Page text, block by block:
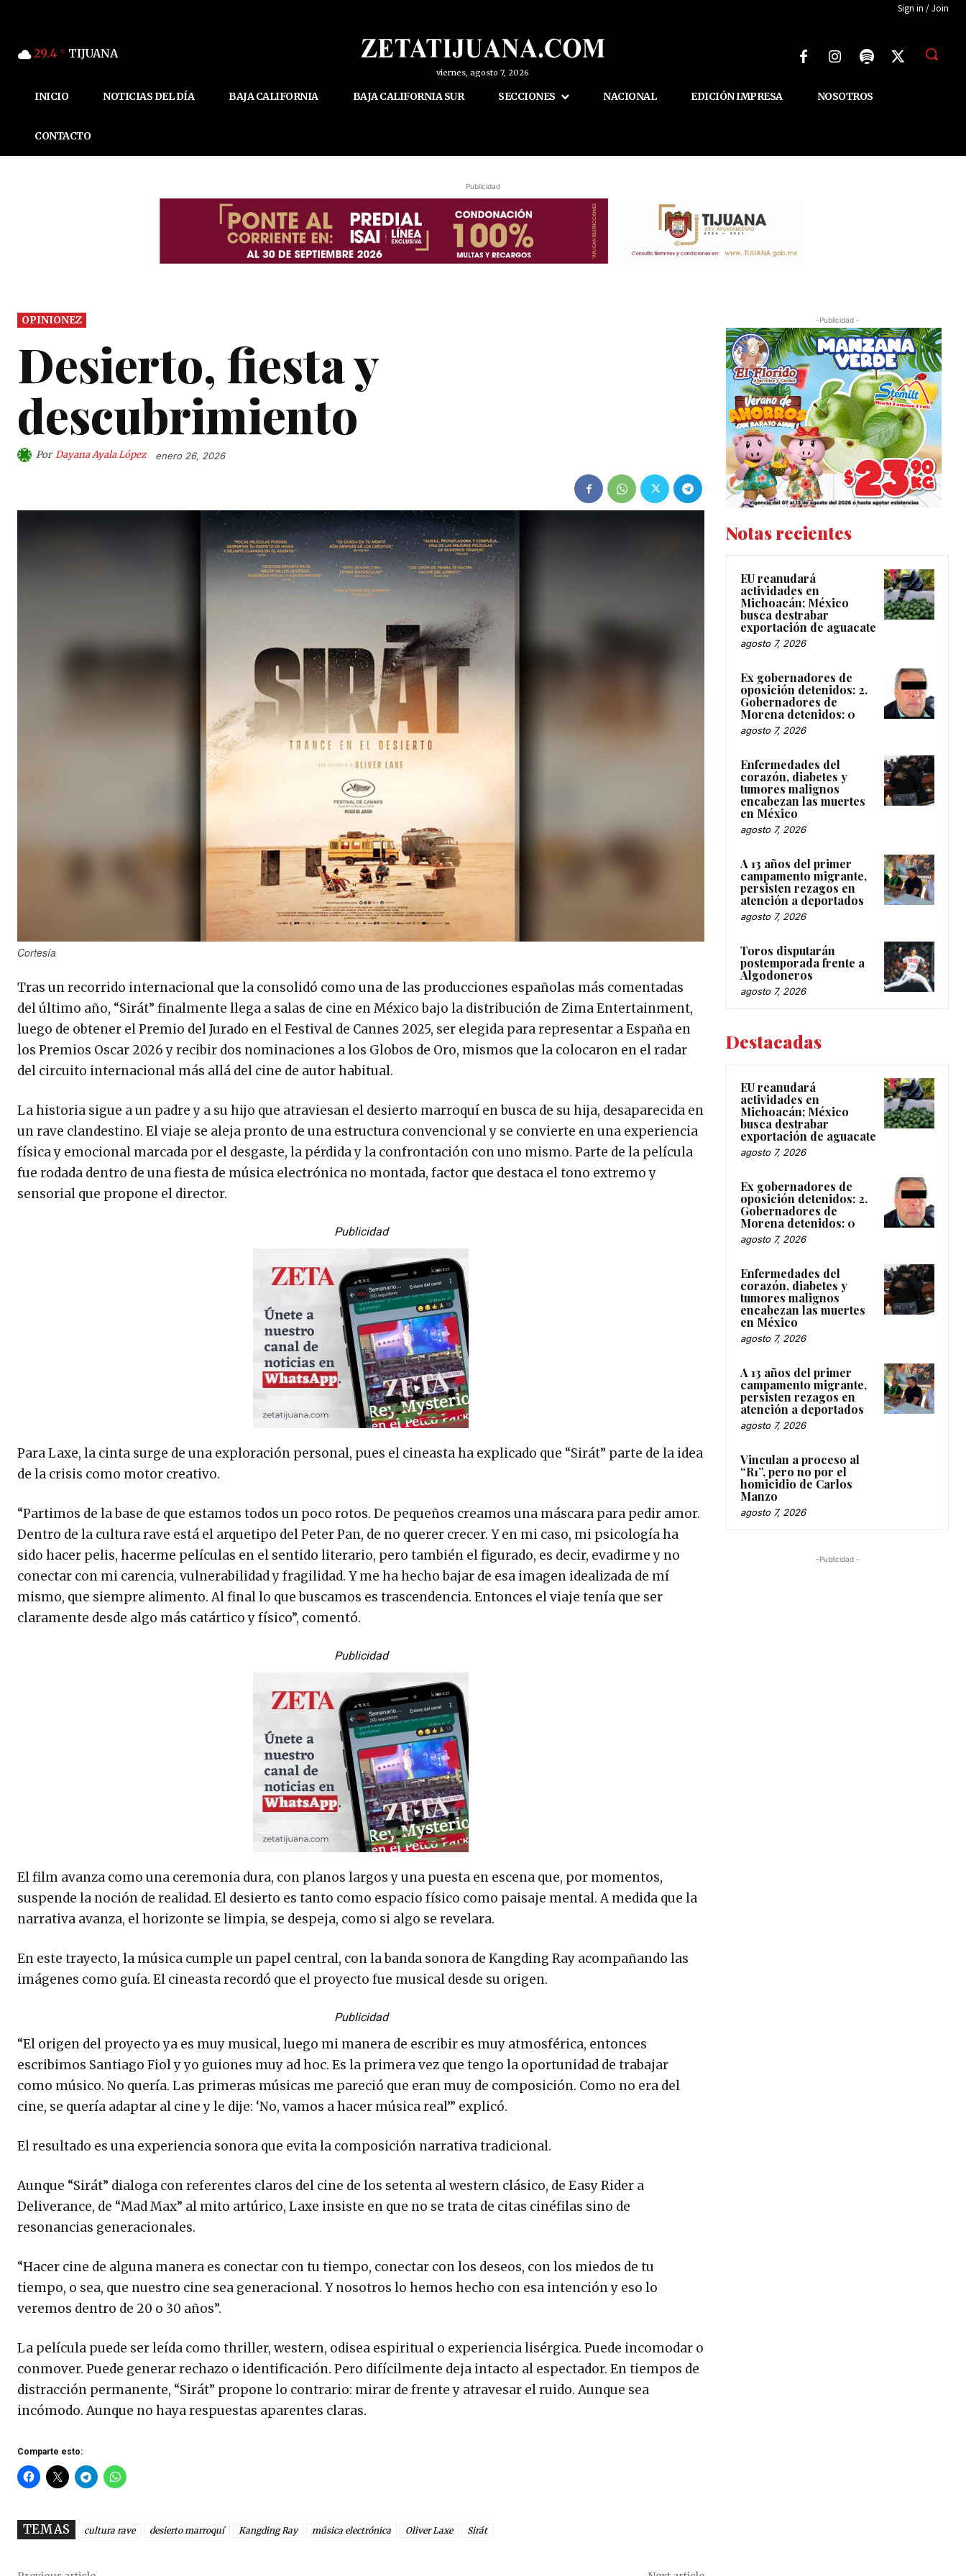
Sign in / Join
29.4 C TIJUANA
viernes, agosto 7, 2026
INICIO NOTICIAS DEL DÍA BAJA CALIFORNIA BAJA CALIFORNIA SUR SECCIONES NACIONAL EDICIÓN IMPRESA NOSOTROS
CONTACTO
Publicidad
OPINIONEZ
Desierto, fiesta y
descubrimiento
Por Dayana Ayala López enero 26, 2026
Cortesía
Tras un recorrido internacional que la consolidó como una de las producciones españolas más comentadas
del último año, “Sirát” finalmente llega a salas de cine en México bajo la distribución de Zima Entertainment,
luego de obtener el Premio del Jurado en el Festival de Cannes 2025, ser elegida para representar a España en
los Premios Oscar 2026 y recibir dos nominaciones a los Globos de Oro, mismos que la colocaron en el radar
del circuito internacional más allá del cine de autor habitual.
La historia sigue a un padre y a su hijo que atraviesan el desierto marroquí en busca de su hija, desaparecida en
un rave clandestino. El viaje se aleja pronto de una estructura convencional y se convierte en una experiencia
física y emocional marcada por el desgaste, la pérdida y la confrontación con uno mismo. Parte de la película
fue rodada dentro de una fiesta de música electrónica no montada, factor que destaca el tono extremo y
sensorial que propone el director.
Publicidad
Para Laxe, la cinta surge de una exploración personal, pues el cineasta ha explicado que “Sirát” parte de la idea
de la crisis como motor creativo.
“Partimos de la base de que estamos todos un poco rotos. De pequeños creamos una máscara para pedir amor.
Dentro de la cultura rave está el arquetipo del Peter Pan, de no querer crecer. Y en mi caso, mi psicología ha
sido hacer pelis, hacerme películas en el sentido literario, pero también el figurado, es decir, evadirme y no
conectar con mi carencia, vulnerabilidad y fragilidad. Y me ha hecho bajar de esa imagen idealizada de mí
mismo, que siempre alimento. Al final lo que buscamos es trascendencia. Entonces el viaje tenía que ser
claramente desde algo más catártico y físico”, comentó.
Publicidad
El film avanza como una ceremonia dura, con planos largos y una puesta en escena que, por momentos,
suspende la noción de realidad. El desierto es tanto como espacio físico como paisaje mental. A medida que la
narrativa avanza, el horizonte se limpia, se despeja, como si algo se revelara.
En este trayecto, la música cumple un papel central, con la banda sonora de Kangding Ray acompañando las
imágenes como guía. El cineasta recordó que el proyecto fue musical desde su origen.
Publicidad
“El origen del proyecto ya es muy musical, luego mi manera de escribir es muy atmosférica, entonces
escribimos Santiago Fiol y yo guiones muy ad hoc. Es la primera vez que tengo la oportunidad de trabajar
como músico. No quería. Las primeras músicas me pareció que eran muy de composición. Como no era del
cine, se quería adaptar al cine y le dije: ‘No, vamos a hacer música real’” explicó.
El resultado es una experiencia sonora que evita la composición narrativa tradicional.
Aunque “Sirát” dialoga con referentes claros del cine de los setenta al western clásico, de Easy Rider a
Deliverance, de “Mad Max” al mito artúrico, Laxe insiste en que no se trata de citas cinéfilas sino de
resonancias generacionales.
“Hacer cine de alguna manera es conectar con tu tiempo, conectar con los deseos, con los miedos de tu
tiempo, o sea, que nuestro cine sea generacional. Y nosotros lo hemos hecho con esa intención y eso lo
veremos dentro de 20 o 30 años”.
La película puede ser leída como thriller, western, odisea espiritual o experiencia lisérgica. Puede incomodar o
conmover. Puede generar rechazo o identificación. Pero difícilmente deja intacto al espectador. En tiempos de
distracción permanente, “Sirát” propone lo contrario: mirar de frente y atravesar el ruido. Aunque sea
incómodo. Aunque no haya respuestas aparentes claras.
Comparte esto:
TEMAS cultura rave desierto marroquí Kangding Ray música electrónica Oliver Laxe Sirát
-Publicidad -
Notas recientes
EU reanudará
actividades en
Michoacán; México
busca destrabar
exportación de aguacate
agosto 7, 2026
Ex gobernadores de
oposición detenidos: 2.
Gobernadores de
Morena detenidos: 0
agosto 7, 2026
Enfermedades del
corazón, diabetes y
tumores malignos
encabezan las muertes
en México
agosto 7, 2026
A 13 años del primer
campamento migrante,
persisten rezagos en
atención a deportados
agosto 7, 2026
Toros disputarán
postemporada frente a
Algodoneros
agosto 7, 2026
Destacadas
EU reanudará
actividades en
Michoacán; México
busca destrabar
exportación de aguacate
agosto 7, 2026
Ex gobernadores de
oposición detenidos: 2.
Gobernadores de
Morena detenidos: 0
agosto 7, 2026
Enfermedades del
corazón, diabetes y
tumores malignos
encabezan las muertes
en México
agosto 7, 2026
A 13 años del primer
campamento migrante,
persisten rezagos en
atención a deportados
agosto 7, 2026
Vinculan a proceso al
“R1”, pero no por el
homicidio de Carlos
Manzo
agosto 7, 2026
-Publicidad -